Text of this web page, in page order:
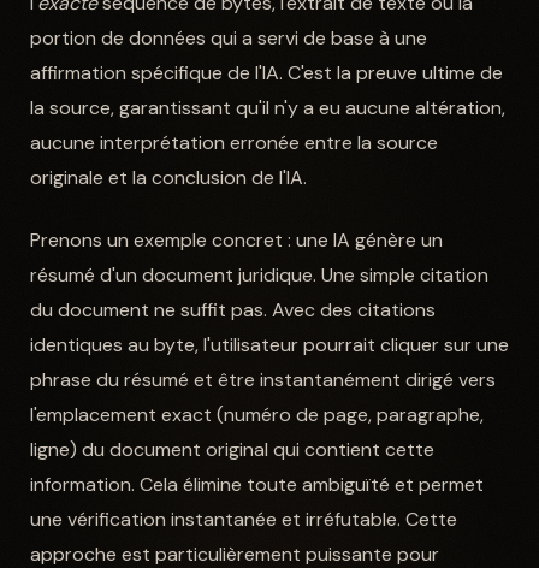
portion de données qui a servi de base à une
affirmation spécifique de l'IA. C'est la preuve ultime de
la source, garantissant qu'il n'y a eu aucune altération,
aucune interprétation erronée entre la source
originale et la conclusion de l'IA.
Prenons un exemple concret : une IA génère un
résumé d'un document juridique. Une simple citation
du document ne suffit pas. Avec des citations
identiques au byte, l'utilisateur pourrait cliquer sur une
phrase du résumé et être instantanément dirigé vers
l'emplacement exact (numéro de page, paragraphe,
ligne) du document original qui contient cette
information. Cela élimine toute ambiguïté et permet
une vérification instantanée et irréfutable. Cette
approche est particulièrement puissante pour